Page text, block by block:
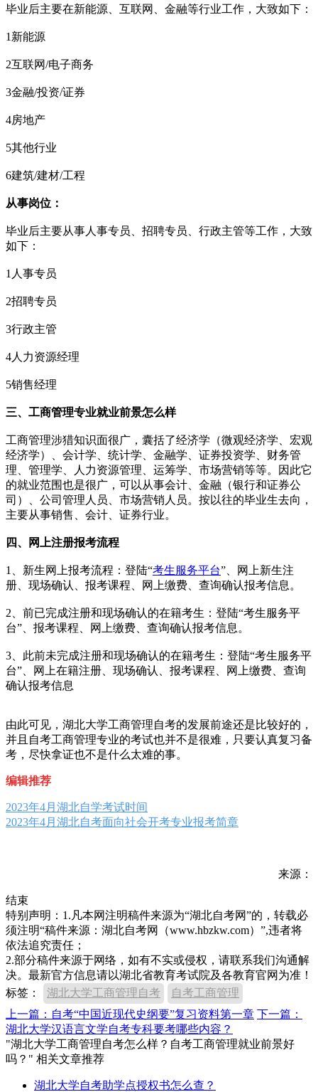
毕业后主要在新能源、互联网、金融等行业工作，大致如下：
1新能源
2互联网/电子商务
3金融/投资/证券
4房地产
5其他行业
6建筑/建材/工程
从事岗位：
毕业后主要从事人事专员、招聘专员、行政主管等工作，大致
如下：
1人事专员
2招聘专员
3行政主管
4人力资源经理
5销售经理
三、工商管理专业就业前景怎么样
工商管理涉猎知识面很广，囊括了经济学（微观经济学、宏观
经济学）、会计学、统计学、金融学、证券投资学、财务管
理、管理学、人力资源管理、运筹学、市场营销等等。因此它
的就业范围也是很广，可以从事会计、金融（银行和证券公
司）、公司管理人员、市场营销人员。按以往的毕业生去向，
主要从事销售、会计、证券行业。
四、网上注册报考流程
1、新生网上报考流程：登陆“考生服务平台”、网上新生注
册、现场确认、报考课程、网上缴费、查询确认报考信息。
2、前已完成注册和现场确认的在籍考生：登陆“考生服务平
台”、报考课程、网上缴费、查询确认报考信息。
3、此前未完成注册和现场确认的在籍考生：登陆“考生服务平
台”、网上在籍注册、现场确认、报考课程、网上缴费、查询
确认报考信息
由此可见，湖北大学工商管理自考的发展前途还是比较好的，
并且自考工商管理专业的考试也并不是很难，只要认真复习备
考，尽快拿证也不是什么太难的事。
编辑推荐
2023年4月湖北自学考试时间
2023年4月湖北自考面向社会开考专业报考简章
来源：
结束
特别声明：1.凡本网注明稿件来源为“湖北自考网”的，转载必
须注明“稿件来源：湖北自考网（www.hbzkw.com）”,违者将
依法追究责任；
2.部分稿件来源于网络，如有不实或侵权，请联系我们沟通解
决。最新官方信息请以湖北省教育考试院及各教育官网为准！
标签：
湖北大学工商管理自考
自考工商管理
上一篇：自考“中国近现代史纲要”复习资料第一章 下一篇：
湖北大学汉语言文学自考专科要考哪些内容？
"湖北大学工商管理自考怎么样？自考工商管理就业前景好
吗？" 相关文章推荐
湖北大学自考助学点授权书怎么查？